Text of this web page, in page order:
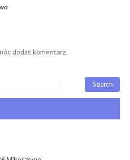
dodać komentarz.